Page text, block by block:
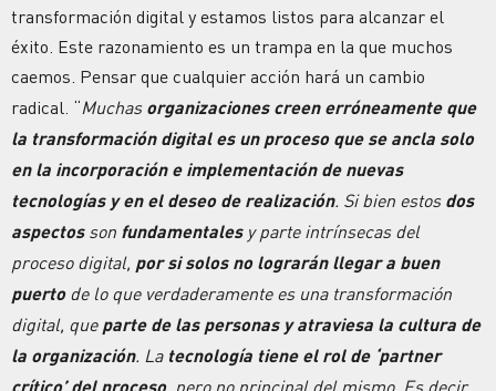
transformación digital y estamos listos para alcanzar el
éxito. Este razonamiento es un trampa en la que muchos
caemos. Pensar que cualquier acción hará un cambio
radical. “Muchas organizaciones creen erróneamente que
la transformación digital es un proceso que se ancla solo
en la incorporación e implementación de nuevas
tecnologías y en el deseo de realización. Si bien estos dos
aspectos son fundamentalesy parte intrínsecas del
proceso digital, por si solos no lograrán llegar a buen
puertode lo que verdaderamente es una transformación
digital, que parte de las personas y atraviesa la cultura de
la organización. La tecnología tiene el rol de ‘partner
crítico’ del proceso